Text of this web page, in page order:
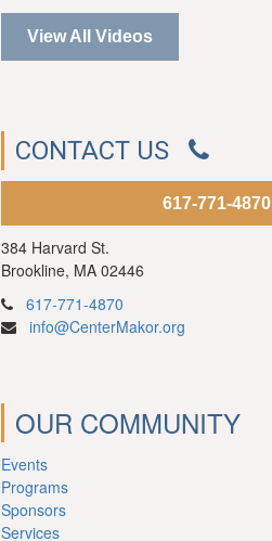
View All Videos
CONTACT US
617-771-4870
384 Harvard St.
Brookline, MA 02446
617-771-4870
info@CenterMakor.org
OUR COMMUNITY
Events
Programs
Sponsors
Services